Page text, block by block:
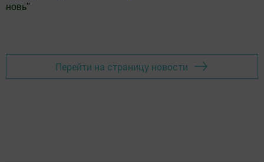
новь"
Перейти на страницу новости